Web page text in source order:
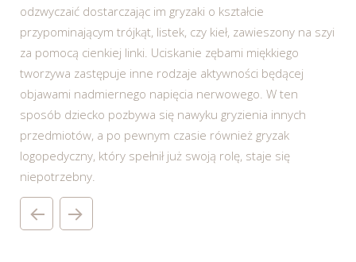
odzwyczaić dostarczając im gryzaki o kształcie
przypominającym trójkąt, listek, czy kieł, zawieszony na szyi
za pomocą cienkiej linki. Uciskanie zębami miękkiego
tworzywa zastępuje inne rodzaje aktywności będącej
objawami nadmiernego napięcia nerwowego. W ten
sposób dziecko pozbywa się nawyku gryzienia innych
przedmiotów, a po pewnym czasie również gryzak
logopedyczny, który spełnił już swoją rolę, staje się
niepotrzebny.